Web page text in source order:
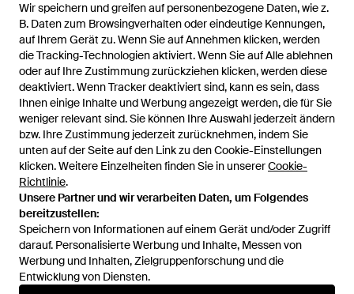
Wir speichern und greifen auf personenbezogene Daten, wie z.
B. Daten zum Browsingverhalten oder eindeutige Kennungen,
auf Ihrem Gerät zu. Wenn Sie auf Annehmen klicken, werden
die Tracking-Technologien aktiviert. Wenn Sie auf Alle ablehnen
oder auf Ihre Zustimmung zurückziehen klicken, werden diese
deaktiviert. Wenn Tracker deaktiviert sind, kann es sein, dass
Ihnen einige Inhalte und Werbung angezeigt werden, die für Sie
weniger relevant sind. Sie können Ihre Auswahl jederzeit ändern
bzw. Ihre Zustimmung jederzeit zurücknehmen, indem Sie
unten auf der Seite auf den Link zu den Cookie-Einstellungen
klicken. Weitere Einzelheiten finden Sie in unsererCookie-
Richtlinie.
Unsere Partner und wir verarbeiten Daten, um Folgendes
bereitzustellen:
Speichern von Informationen auf einem Gerät und/oder Zugriff
darauf. Personalisierte Werbung und Inhalte, Messen von
Werbung und Inhalten, Zielgruppenforschung und die
Entwicklung von Diensten.
Wir speichern und greifen auf personenbezogene Daten, wie z.
B. Daten zum Browsingverhalten oder eindeutige Kennungen,
auf Ihrem Gerät zu. Wenn Sie auf Annehmen klicken, werden
die Tracking-Technologien aktiviert. Wenn Sie auf Alle ablehnen
oder auf Ihre Zustimmung zurückziehen klicken, werden diese
deaktiviert. Wenn Tracker deaktiviert sind, kann es sein, dass
Ihnen einige Inhalte und Werbung angezeigt werden, die für Sie
weniger relevant sind. Sie können Ihre Auswahl jederzeit ändern
bzw. Ihre Zustimmung jederzeit zurücknehmen, indem Sie
unten auf der Seite auf den Link zu den Cookie-Einstellungen
klicken. Weitere Einzelheiten finden Sie in unsererCookie-
Richtlinie.
Unsere Partner und wir verarbeiten Daten, um Folgendes
bereitzustellen:
Speichern von Informationen auf einem Gerät und/oder Zugriff
darauf. Personalisierte Werbung und Inhalte, Messen von
Werbung und Inhalten, Zielgruppenforschung und die
Entwicklung von Diensten.
110 €
Patrizia Pepe
Jeanshose - Rot
VonYOOX
AUSVERKAUFT
International